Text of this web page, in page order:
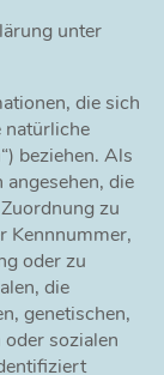
unter
die sich
natürliche
beziehen. Als
die
zu
Kennnummer,
oder zu
die
genetischen,
sozialen